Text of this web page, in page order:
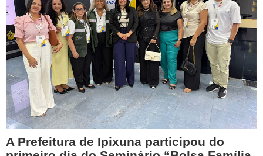
A Prefeitura de Ipixuna participou do